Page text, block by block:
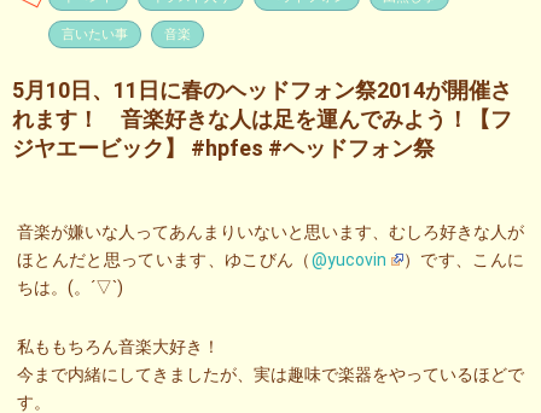
言いたい事 音楽
5月10日、11日に春のヘッドフォン祭2014が開催さ
れます！ 音楽好きな人は足を運んでみよう！【フ
ジヤエービック】 #hpfes #ヘッドフォン祭
音楽が嫌いな人ってあんまりいないと思います、むしろ好きな人が
ほとんだと思っています、ゆこびん（@yucovin
）です、こんに
ちは。(。´▽`)
私ももちろん音楽大好き！
今まで内緒にしてきましたが、実は趣味で楽器をやっているほどで
す。